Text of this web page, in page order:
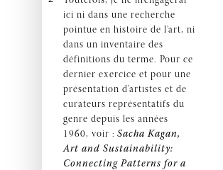
ici ni dans une recherche
pointue en histoire de l’art, ni
dans un inventaire des
définitions du terme. Pour ce
dernier exercice et pour une
présentation d’artistes et de
curateurs représentatifs du
genre depuis les années
1960, voir : Sacha Kagan,
Art and Sustainability:
Connecting Patterns for a